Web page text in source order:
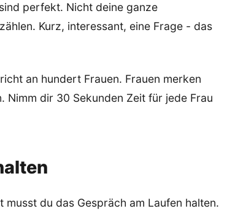
perfekt. Nicht deine ganze
Kurz, interessant, eine Frage - das
an hundert Frauen. Frauen merken
dir 30 Sekunden Zeit für jede Frau
du das Gespräch am Laufen halten.